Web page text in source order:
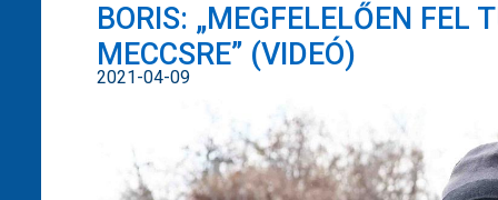
BORIS: „MEGFELELŐEN FEL
MECCSRE” (VIDEÓ)
2021-04-09